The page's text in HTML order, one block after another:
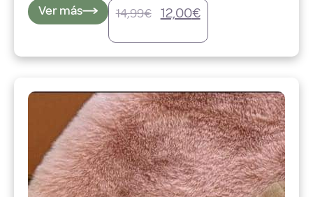
Ver más 14,99€ 12,00€